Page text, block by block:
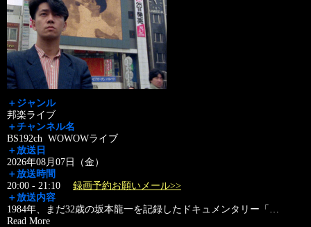
＋ジャンル
邦楽ライブ
＋チャンネル名
BS192ch WOWOWライブ
＋放送日
2026年08月07日（金）
＋放送時間
20:00 - 21:10 録画予約お願いメール>>
＋放送内容
1984年、まだ32歳の坂本龍一を記録したドキュメンタリー「 …
Read More